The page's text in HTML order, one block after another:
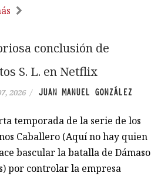
conclusión de
S. L. en Netflix
2026 / JUAN MANUEL GONZÁLEZ
temporada de la serie de los
Caballero (Aquí no hay quien
bascular la batalla de Dámaso
por controlar la empresa